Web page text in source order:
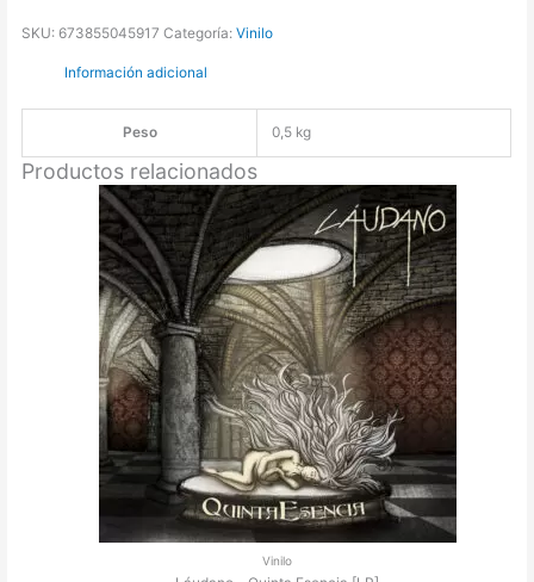
SKU:673855045917 Categoría:Vinilo
Información adicional
Peso 0,5 kg
Productos relacionados
Vinilo